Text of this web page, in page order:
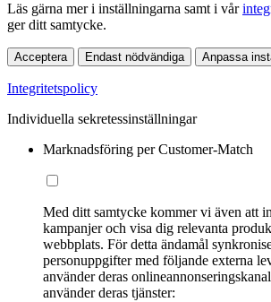
Läs gärna mer i inställningarna samt i vår
ger ditt samtycke.
Acceptera Endast nödvändiga Anpassa
Integritetspolicy
Individuella sekretessinställningar
Marknadsföring per Customer-Match
Med ditt samtycke kommer vi även att
kampanjer och visa dig relevanta
webbplats. För detta ändamål
personuppgifter med följande externa
använder deras
använder deras tjänster: